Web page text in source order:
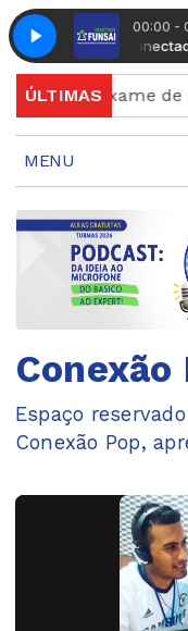
00:00 -
Manhã
ÚLTIMAS
para exame de
MENU
Conexão
Espaço
Conexão Pop,